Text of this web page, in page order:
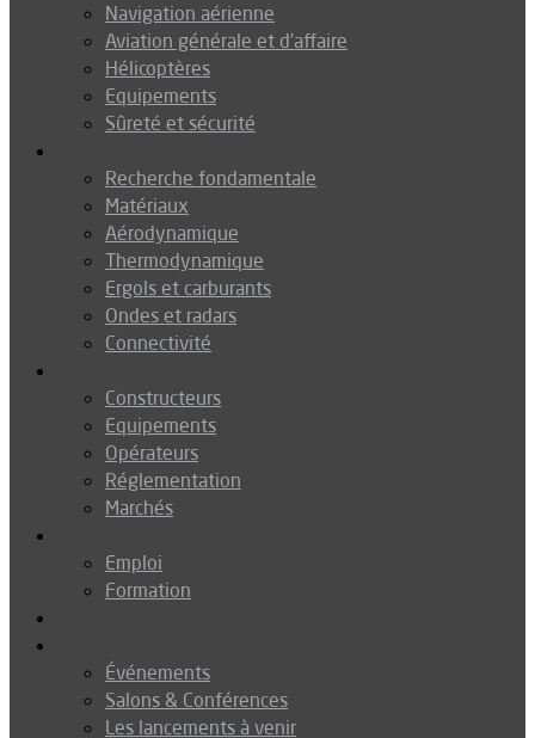
Navigation aérienne
Aviation générale et d’affaire
Hélicoptères
Equipements
Sûreté et sécurité
Recherche fondamentale
Matériaux
Aérodynamique
Thermodynamique
Ergols et carburants
Ondes et radars
Connectivité
Constructeurs
Equipements
Opérateurs
Réglementation
Marchés
Emploi
Formation
Événements
Salons & Conférences
Les lancements à venir